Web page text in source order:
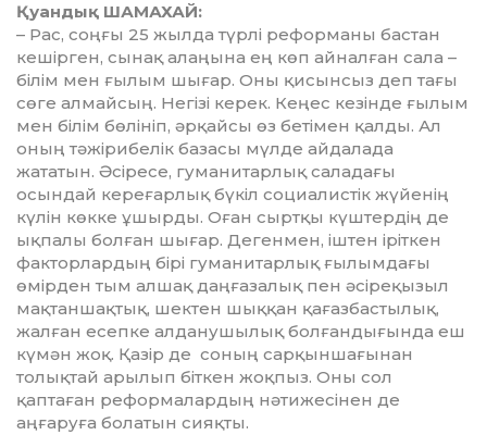
Қуандық ШАМАХАЙ:
– Рас, соңғы 25 жылда түрлі реформаны бастан
кешірген, сынақ алаңына ең көп айналған сала –
білім мен ғылым шығар. Оны қисынсыз деп тағы
сөге ал­май­сың. Негізі керек. Кеңес кезінде ғы­лым
мен білім бөлініп, әрқайсы өз бетімен қалды. Ал
оның тәжірибелік базасы мүлде айдалада
жататын. Әсіресе, гумани­тарлық саладағы
осындай кереғарлық бүкіл социалистік жүйенің
күлін көкке ұшырды. Оған сыртқы күштердің де
ықпалы болған шығар. Дегенмен, іштен іріткен
факторлардың бірі гуманитарлық ғылымдағы
өмірден тым алшақ даңға­залық пен әсіреқызыл
мақтаншақтық, шектен шыққан қағазбастылық,
жалған есепке алданушылық болғандығында еш
күмән жоқ. Қазір де соның сарқын­шағы­нан
толықтай арылып біткен жоқпыз. Оны сол
қаптаған реформалардың нәти­жесінен де
аңғаруға болатын сияқты.